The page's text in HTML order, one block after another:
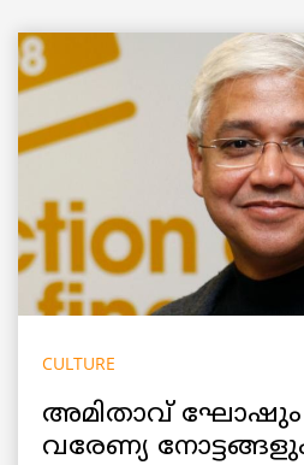
CULTURE
അമിതാവ് ഘോഷും
വരേണ്യ